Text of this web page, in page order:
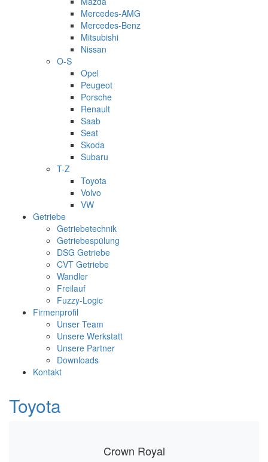
Mercedes-AMG
Mercedes-Benz
Mitsubishi
Nissan
O-S
Opel
Peugeot
Porsche
Renault
Saab
Seat
Skoda
Subaru
T-Z
Toyota
Volvo
VW
Getriebe
Getriebetechnik
Getriebespülung
DSG Getriebe
CVT Getriebe
Wandler
Freilauf
Fuzzy-Logic
Firmenprofil
Unser Team
Unsere Werkstatt
Unsere Partner
Downloads
Kontakt
Toyota
Crown Royal